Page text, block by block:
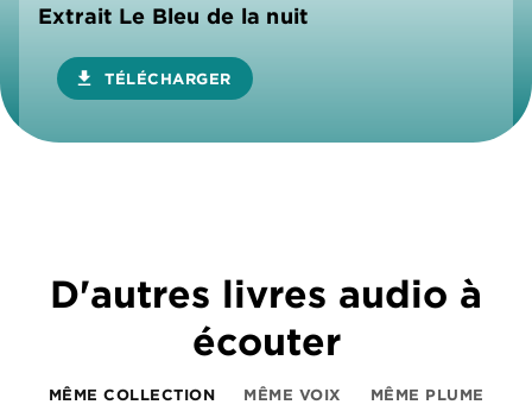
Extrait Le Bleu de la nuit
download TÉLÉCHARGER
D'autres livres audio à
écouter
MÊME COLLECTION MÊME VOIX MÊME PLUME